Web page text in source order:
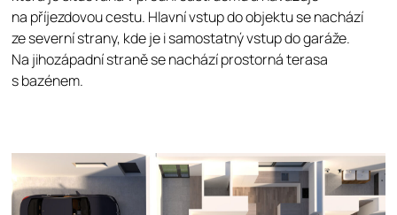
na příjezdovou cestu. Hlavní vstup do objektu se nachází
ze severní strany, kde je i samostatný vstup do garáže.
Na jihozápadní straně se nachází prostorná terasa
s bazénem.